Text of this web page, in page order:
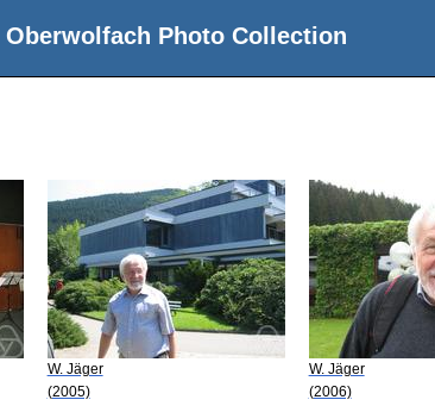
Oberwolfach Photo Collection
W. Jäger
(2005)
W. Jäger
(2006)